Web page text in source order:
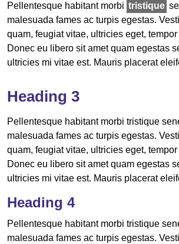
Pellentesque habitant morbi tristique
malesuada fames ac turpis egestas.
quam, feugiat vitae, ultricies eget,
Donec eu libero sit amet quam egestas
ultricies mi vitae est. Mauris placerat
Heading 3
Pellentesque habitant morbi tristique
malesuada fames ac turpis egestas.
quam, feugiat vitae, ultricies eget,
Donec eu libero sit amet quam egestas
ultricies mi vitae est. Mauris placerat
Heading 4
Pellentesque habitant morbi tristique
malesuada fames ac turpis egestas.